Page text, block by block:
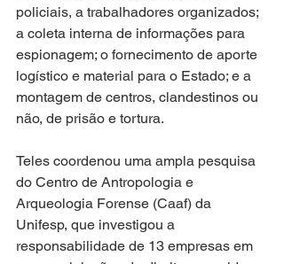
policiais, a trabalhadores organizados;
a coleta interna de informações para
espionagem; o fornecimento de aporte
logístico e material para o Estado; e a
montagem de centros, clandestinos ou
não, de prisão e tortura.
Teles coordenou uma ampla pesquisa
do Centro de Antropologia e
Arqueologia Forense (Caaf) da
Unifesp, que investigou a
responsabilidade de 13 empresas em